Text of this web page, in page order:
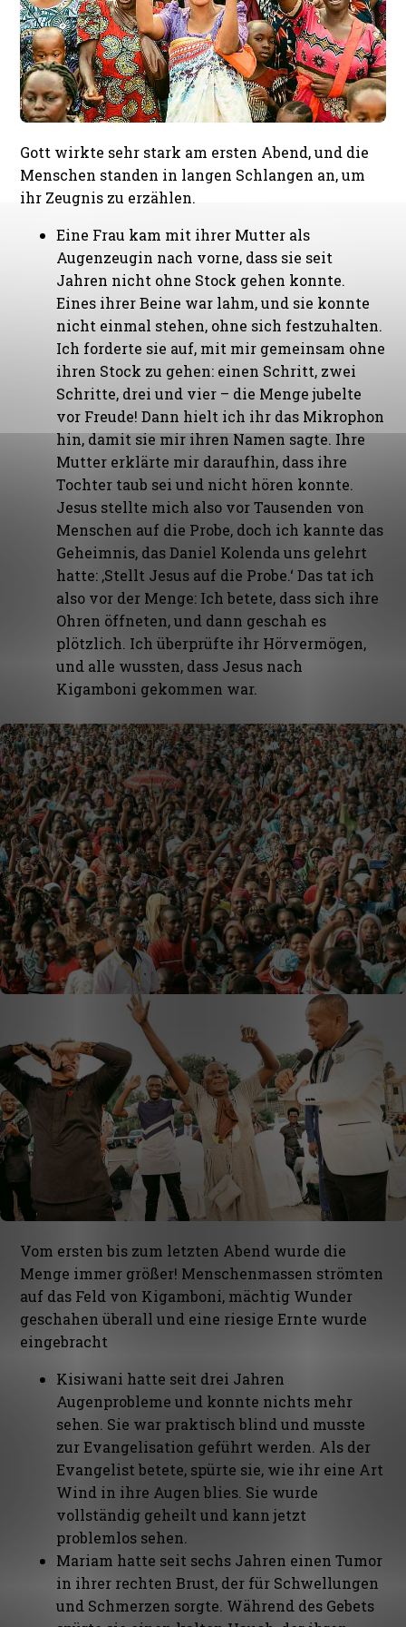
Gott wirkte sehr stark am ersten Abend, und die
Menschen standen in langen Schlangen an, um
ihr Zeugnis zu erzählen.
Eine Frau kam mit ihrer Mutter als
Augenzeugin nach vorne, dass sie seit
Jahren nicht ohne Stock gehen konnte.
Eines ihrer Beine war lahm, und sie konnte
nicht einmal stehen, ohne sich festzuhalten.
Ich forderte sie auf, mit mir gemeinsam ohne
ihren Stock zu gehen: einen Schritt, zwei
Schritte, drei und vier – die Menge jubelte
vor Freude! Dann hielt ich ihr das Mikrophon
hin, damit sie mir ihren Namen sagte. Ihre
Mutter erklärte mir daraufhin, dass ihre
Tochter taub sei und nicht hören konnte.
Jesus stellte mich also vor Tausenden von
Menschen auf die Probe, doch ich kannte das
Geheimnis, das Daniel Kolenda uns gelehrt
hatte: ‚Stellt Jesus auf die Probe.‘ Das tat ich
also vor der Menge: Ich betete, dass sich ihre
Ohren öffneten, und dann geschah es
plötzlich. Ich überprüfte ihr Hörvermögen,
und alle wussten, dass Jesus nach
Kigamboni gekommen war.
Vom ersten bis zum letzten Abend wurde die
Menge immer größer! Menschenmassen strömten
auf das Feld von Kigamboni, mächtig Wunder
geschahen überall und eine riesige Ernte wurde
eingebracht
Kisiwani hatte seit drei Jahren
Augenprobleme und konnte nichts mehr
sehen. Sie war praktisch blind und musste
zur Evangelisation geführt werden. Als der
Evangelist betete, spürte sie, wie ihr eine Art
Wind in ihre Augen blies. Sie wurde
vollständig geheilt und kann jetzt
problemlos sehen.
Mariam hatte seit sechs Jahren einen Tumor
in ihrer rechten Brust, der für Schwellungen
und Schmerzen sorgte. Während des Gebets